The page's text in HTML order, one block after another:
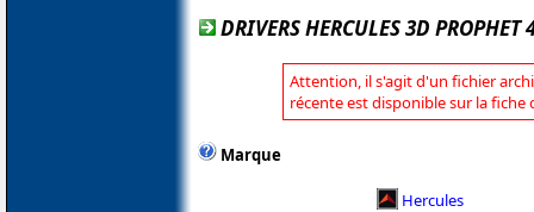
DRIVERS HERCULES 3D
Attention, il s'agit d'un fichier
récente est disponible sur la fiche
Marque
Hercules